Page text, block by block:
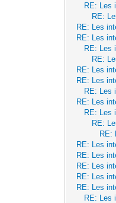
RE: Les
RE:
RE: Les
RE: Les
RE: Les
RE:
RE: Les
RE: Les
RE: Les
RE: Les
RE: Les
RE:
RE:
RE: Les
RE: Les
RE: Les
RE: Les
RE: Les
RE: Les